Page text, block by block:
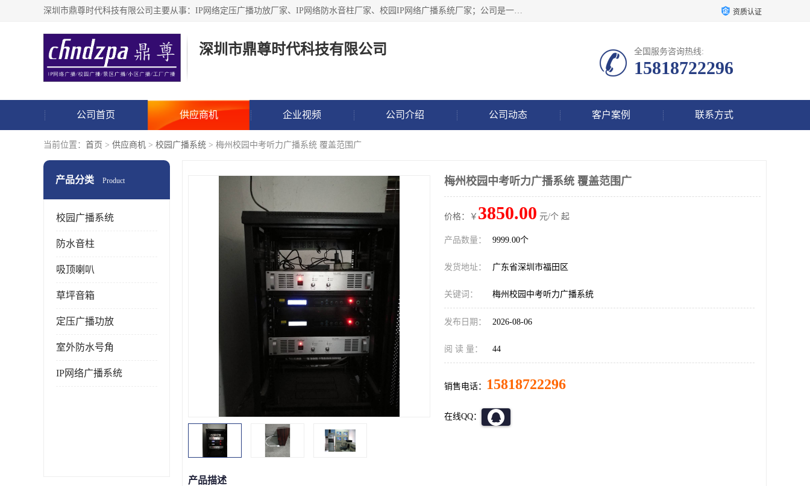
深圳市鼎尊时代科技有限公司主要从事：IP网络定压广播功放厂家、IP网络防水音柱厂家、校园IP网络广播系统厂家；公司是一家集研发、生产、销售公共广播器材于一体的现代电子科技企业。公司成立多年来，本着“自主研发技术、开拓稳定的产品”的宗旨，集多年的行业经验，引航广播行业的迅猛发展，使产品能够适应时代技术发展的需要。 资质认证
深圳市鼎尊时代科技有限公司 全国服务咨询热线:
15818722296
公司首页 供应商机 企业视频 公司介绍 公司动态 客户案例 联系方式
当前位置： 首页 > 供应商机 > 校园广播系统 > 梅州校园中考听力广播系统 覆盖范围广
产品分类 Product
校园广播系统
防水音柱
吸顶喇叭
草坪音箱
定压广播功放
室外防水号角
IP网络广播系统
梅州校园中考听力广播系统 覆盖范围广
价格：￥ 3850.00 元/个 起
产品数量： 9999.00个
发货地址： 广东省深圳市福田区
关键词： 梅州校园中考听力广播系统
发布日期： 2026-08-06
阅 读 量： 44
销售电话： 15818722296
在线QQ：
产品描述